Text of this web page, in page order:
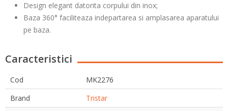
Design elegant datorita corpului din inox;
Baza 360° faciliteaza indepartarea si amplasarea aparatului
pe baza.
Caracteristici
Cod
MK2276
Brand
Tristar